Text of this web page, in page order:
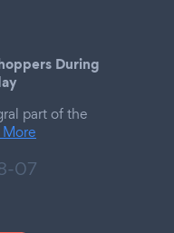
During
part of the
More
07